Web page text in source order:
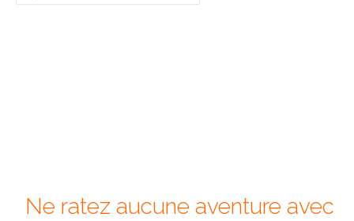
:
Ne ratez aucune aventure avec